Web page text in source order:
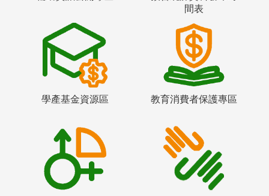
間表
學產基金資源區 教育消費者保護專區